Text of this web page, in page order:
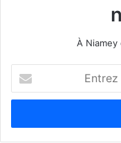
À
t
e